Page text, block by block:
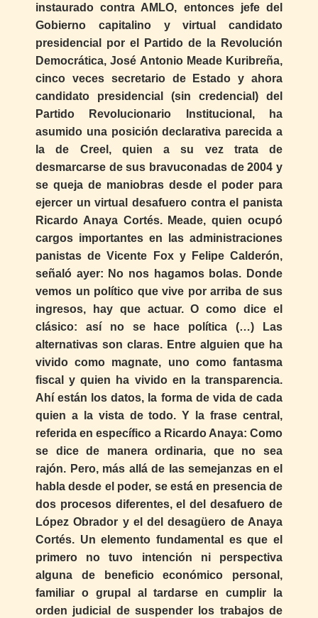
instaurado contra AMLO, entonces jefe del
Gobierno capitalino y virtual candidato
presidencial por el Partido de la Revolución
Democrática, José Antonio Meade Kuribreña,
cinco veces secretario de Estado y ahora
candidato presidencial (sin credencial) del
Partido Revolucionario Institucional, ha
asumido una posición declarativa parecida a
la de Creel, quien a su vez trata de
desmarcarse de sus bravuconadas de 2004 y
se queja de maniobras desde el poder para
ejercer un virtual desafuero contra el panista
Ricardo Anaya Cortés. Meade, quien ocupó
cargos importantes en las administraciones
panistas de Vicente Fox y Felipe Calderón,
señaló ayer: No nos hagamos bolas. Donde
vemos un político que vive por arriba de sus
ingresos, hay que actuar. O como dice el
clásico: así no se hace política (…) Las
alternativas son claras. Entre alguien que ha
vivido como magnate, uno como fantasma
fiscal y quien ha vivido en la transparencia.
Ahí están los datos, la forma de vida de cada
quien a la vista de todo. Y la frase central,
referida en específico a Ricardo Anaya: Como
se dice de manera ordinaria, que no sea
rajón. Pero, más allá de las semejanzas en el
habla desde el poder, se está en presencia de
dos procesos diferentes, el del desafuero de
López Obrador y el del desagüero de Anaya
Cortés. Un elemento fundamental es que el
primero no tuvo intención ni perspectiva
alguna de beneficio económico personal,
familiar o grupal al tardarse en cumplir la
orden judicial de suspender los trabajos de